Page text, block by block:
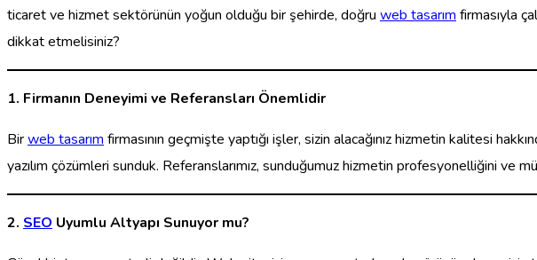
ticaret ve hizmet sektörünün yoğun olduğu bir şehirde, doğru web tasarım firmasıyla
dikkat etmelisiniz?
1. Firmanın Deneyimi ve Referansları Önemlidir
Birweb tasarım firmasının geçmişte yaptığı işler, sizin alacağınız hizmetin kalitesi
yazılım çözümleri sunduk. Referanslarımız, sunduğumuz hizmetin profesyonelliğini ve
2. SEO Uyumlu Altyapı Sunuyor mu?